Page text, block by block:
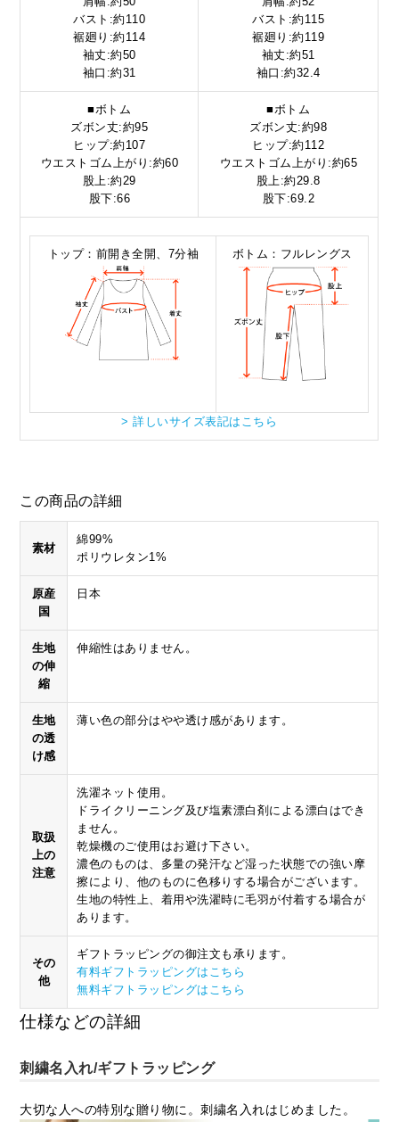
バスト:約110
裾廻り:約114
袖丈:約50
袖口:約31
バスト:約115
裾廻り:約119
袖丈:約51
袖口:約32.4
■ボトム
ズボン丈:約95
ヒップ:約107
ウエストゴム上がり:約60
股上:約29
股下:66
■ボトム
ズボン丈:約98
ヒップ:約112
ウエストゴム上がり:約65
股上:約29.8
股下:69.2
トップ：前開き全開、7分袖 ボトム：フルレングス
> 詳しいサイズ表記はこちら
この商品の詳細
素材
綿99%
ポリウレタン1%
原産
国
日本
生地
の伸
縮
伸縮性はありません。
生地
の透
け感
薄い色の部分はやや透け感があります。
取扱
上の
注意
洗濯ネット使用。
ドライクリーニング及び塩素漂白剤による漂白はでき
ません。
乾燥機のご使用はお避け下さい。
濃色のものは、多量の発汗など湿った状態での強い摩
擦により、他のものに色移りする場合がございます。
生地の特性上、着用や洗濯時に毛羽が付着する場合が
あります。
その
他
ギフトラッピングの御注文も承ります。
有料ギフトラッピングはこちら
無料ギフトラッピングはこちら
仕様などの詳細
刺繍名入れ/ギフトラッピング
大切な人への特別な贈り物に。刺繍名入れはじめました。